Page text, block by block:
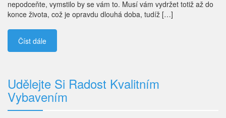
nepodceňte, vymstilo by se vám to. Musí vám vydržet totiž až do
konce života, což je opravdu dlouhá doba, tudíž […]
Číst dále
Udělejte Si Radost Kvalitním
Vybavením